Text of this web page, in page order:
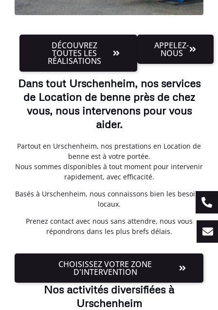
DÉCOUVREZ
TOUTES LES
RÉALISATIONS
APPELEZ-
NOUS
Dans tout Urschenheim, nos services
de Location de benne près de chez
vous, nous intervenons pour vous
aider.
Partout en Urschenheim, nos prestations en Location de
benne est à votre portée.
Nous sommes disponibles à tout moment pour intervenir
rapidement, avec efficacité.
Basés à Urschenheim, nous connaissons bien les besoins
locaux.
Prenez contact avec nous sans attendre, nous vous
répondrons dans les plus brefs délais.
CHOISISSEZ VOTRE ZONE
D'INTERVENTION
Nos activités diversifiées à
Urschenheim